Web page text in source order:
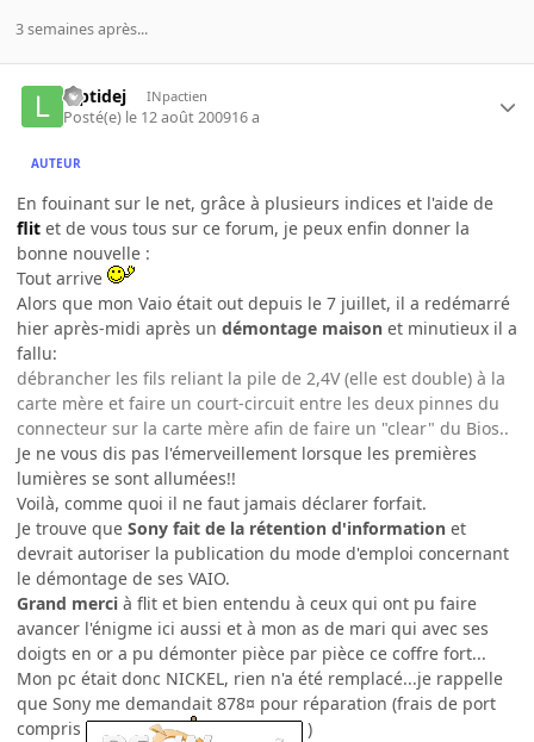
3 semaines après...
luptidej INpactien
Posté(e) le 12 août 200916 a
AUTEUR
En fouinant sur le net, grâce à plusieurs indices et l'aide de
flit et de vous tous sur ce forum, je peux enfin donner la
bonne nouvelle :
Tout arrive
Alors que mon Vaio était out depuis le 7 juillet, il a redémarré
hier après-midi après un démontage maison et minutieux il a
fallu:
débrancher les fils reliant la pile de 2,4V (elle est double) à la
carte mère et faire un court-circuit entre les deux pinnes du
connecteur sur la carte mère afin de faire un "clear" du Bios..
Je ne vous dis pas l'émerveillement lorsque les premières
lumières se sont allumées!!
Voilà, comme quoi il ne faut jamais déclarer forfait.
Je trouve que Sony fait de la rétention d'information et
devrait autoriser la publication du mode d'emploi concernant
le démontage de ses VAIO.
Grand merci à flit et bien entendu à ceux qui ont pu faire
avancer l'énigme ici aussi et à mon as de mari qui avec ses
doigts en or a pu démonter pièce par pièce ce coffre fort...
Mon pc était donc NICKEL, rien n'a été remplacé...je rappelle
que Sony me demandait 878¤ pour réparation (frais de port
compris
)